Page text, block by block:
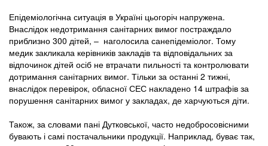
Епідеміологічна ситуація в Україні цьогоріч напружена.
Внаслідок недотримання санітарних вимог постраждало
приблизно 300 дітей, – наголосила санепідеміолог. Тому
медик закликала керівників закладів та відповідальних за
відпочинок дітей осіб не втрачати пильності та контролювати
дотримання санітарних вимог. Тільки за останні 2 тижні,
внаслідок перевірок, обласної СЕС накладено 14 штрафів за
порушення санітарних вимог у закладах, де харчуються діти.
Також, за словами пані Дутковської, часто недобросовісними
бувають і самі постачальники продукції. Наприклад, буває так,